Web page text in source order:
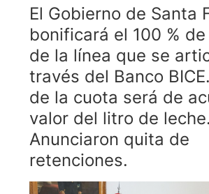
El Gobierno de Santa
bonificará el 100 %
de la línea que se
través del Banco
de la cuota será de
valor del litro de leche.
Anunciaron quita de
retenciones.